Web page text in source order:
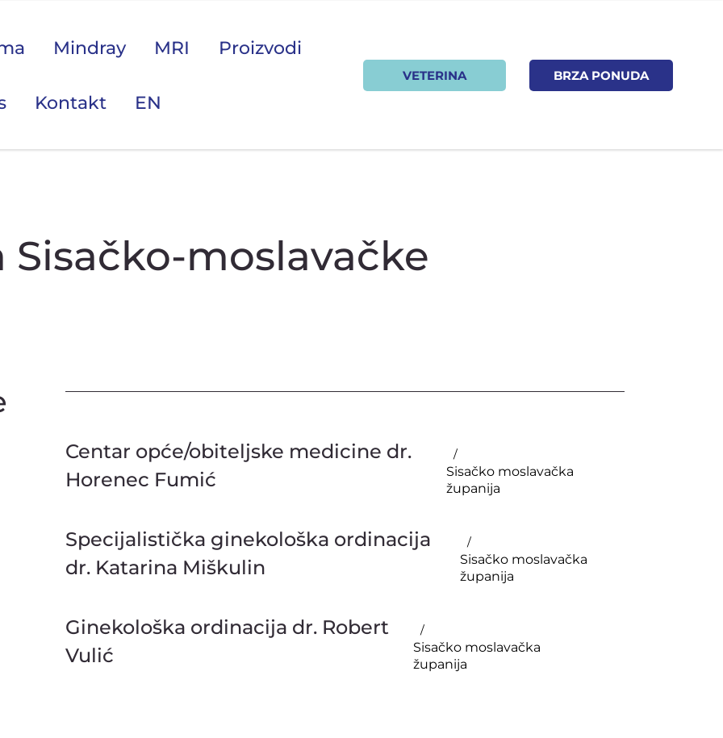
Mindray MRI Proizvodi
Kontakt EN
VETERINA BRZA PONUDA
Sisačko-moslavačke
Sisačko moslavačka
županija
Centar opće/obiteljske medicine dr.
Horenec Fumić
Sisačko moslavačka
županija
Specijalistička ginekološka ordinacija
dr. Katarina Miškulin
Sisačko moslavačka
županija
Ginekološka ordinacija dr. Robert
Vulić